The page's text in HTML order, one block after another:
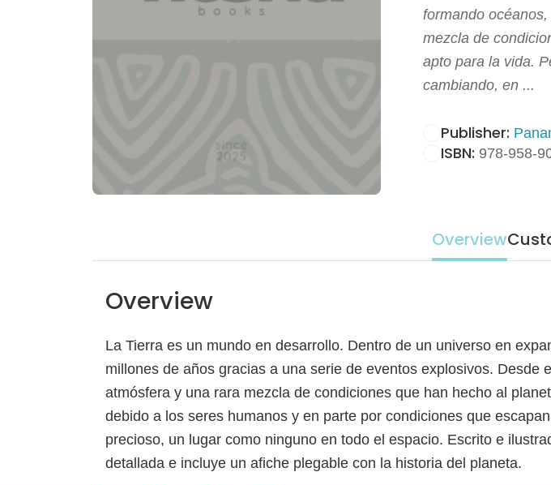
formando
mezcla de
apto para la vida.
cambiando, en ...
Publisher:
ISBN: 978-958-
Overview
Overview
La Tierra es un mundo en desarrollo. Dentro de un universo en
millones de años gracias a una serie de eventos explosivos.
atmósfera y una rara mezcla de condiciones que han hecho al
debido a los seres humanos y en parte por condiciones que
precioso, un lugar como ninguno en todo el espacio. Escrito e
detallada e incluye un afiche plegable con la historia del planeta.